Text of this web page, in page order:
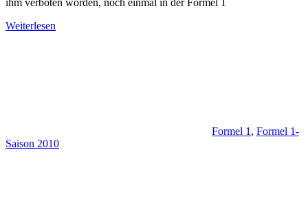
ihm verboten worden, noch einmal in der Formel 1
Weiterlesen
Formel 1 , Formel 1-
Saison 2010